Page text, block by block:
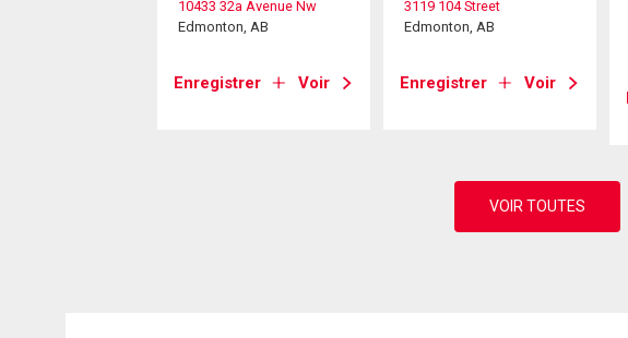
10433 32a Avenue Nw
Edmonton, AB
Enregistrer Voir
3119 104 Street
Edmonton, AB
Enregistrer Voir